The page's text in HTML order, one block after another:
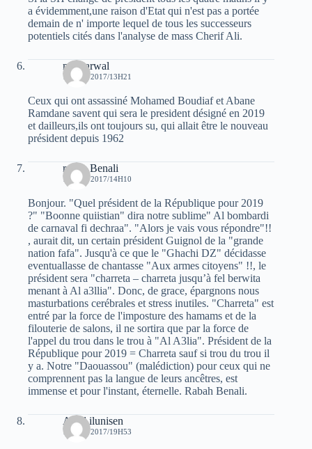
a évidemment,une raison d'Etat qui n'est pas a portée
demain de n' importe lequel de tous les successeurs
potentiels cités dans l'analyse de mass Cherif Ali.
moh arwal
18 MAI 2017/13H21
Ceux qui ont assassiné Mohamed Boudiaf et Abane
Ramdane savent qui sera le president désigné en 2019
et dailleurs,ils ont toujours su, qui allait être le nouveau
président depuis 1962
rabah Benali
18 MAI 2017/14H10
Bonjour. "Quel président de la République pour 2019
?" "Boonne quiistian" dira notre sublime" Al bombardi
de carnaval fi dechraa". "Alors je vais vous répondre"!!
, aurait dit, un certain président Guignol de la "grande
nation fafa". Jusqu'à ce que le "Ghachi DZ" décidasse
eventuallasse de chantasse "Aux armes citoyens" !!, le
président sera "charreta – charreta jusqu’à fel berwita
menant à Al a3llia". Donc, de grace, épargnons nous
masturbations cerébrales et stress inutiles. "Charreta" est
entré par la force de l'imposture des hamams et de la
filouterie de salons, il ne sortira que par la force de
l'appel du trou dans le trou à "Al A3lia". Président de la
République pour 2019 = Charreta sauf si trou du trou il
y a. Notre "Daouassou" (malédiction) pour ceux qui ne
comprennent pas la langue de leurs ancêtres, est
immense et pour l'instant, éternelle. Rabah Benali.
Aksil ilunisen
18 MAI 2017/19H53